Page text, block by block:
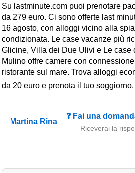
Su lastminute.com puoi prenotare
da 279 euro. Ci sono offerte last
16 agosto, con alloggi vicino alla
condizionata. Le case vacanze più
Glicine, Villa dei Due Ulivi e Le case
Mulino offre camere con
ristorante sul mare. Trova alloggi
da 20 euro e prenota il tuo soggiorno.
❓ Fai una
Riceverai la
Ambienti
≋ Mare
🗻 Montagna
Laghi